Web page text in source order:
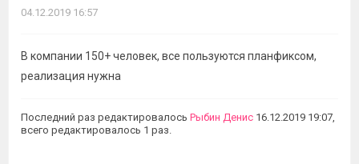
04.12.2019 16:57
В компании 150+ человек, все пользуются планфиксом,
реализация нужна
Последний раз редактировалось Рыбин Денис 16.12.2019 19:07,
всего редактировалось 1 раз.